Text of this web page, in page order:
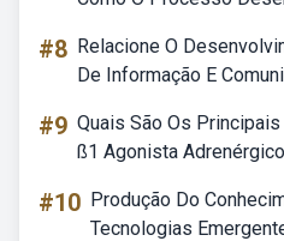
#8 Relacione O
De Informação E
#9 Quais São Os
ß1 Agonista
#10 Produção Do
Tecnologias